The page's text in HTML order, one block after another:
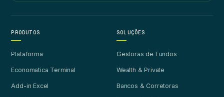
PRODUTOS
Plataforma
Economatica Terminal
Add-in Excel
SOLUÇÕES
Gestoras de Fundos
Wealth & Private
Bancos & Corretoras